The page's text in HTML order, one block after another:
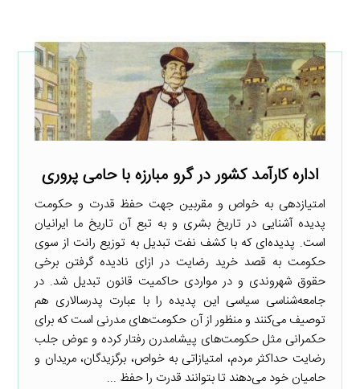
اداره کارآمد کشور در گرو مبارزه با حامی پروری
امتیازدهی به خواص و مقربین جهت حفظ قدرت و حکومت
پدیده آشنایی در تاریخ بشری و به تبع آن تاریخ ما ایرانیان
است. پدیده‌ای که با کشف نفت تبدیل به توزیع رانت از سوی
حکومت به قصد خرید رضایت در ازای نادیده گرفتن برخی
حقوق شهروندی و در مواردی حاکمیت قانون تبدیل شد. در
جامعه‌شناسی سیاسی این پدیده را با عبارت پدرسالاری هم
توصیف می‌کنند و منظور از آن حکومت‌های مدرنی است که برای
حکمرانی مثل حکومت‌های پیشامدرن رفتار کرده و عوض جلب
رضایت حداکثر مردم، امتیازاتی به خواص، برگزیدگان، مریدان و
حامیان خود می‌دهند تا بتوانند قدرت را حفظ ...